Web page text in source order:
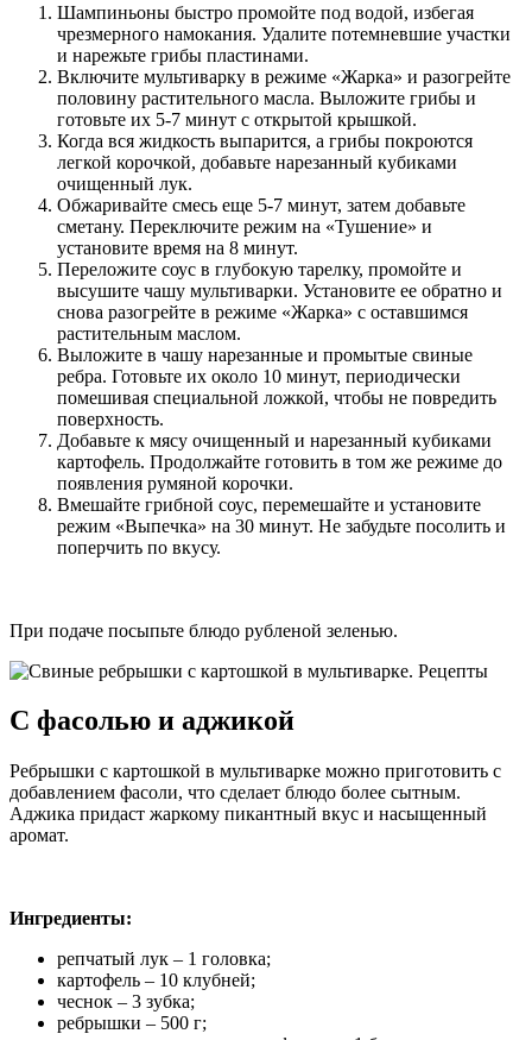
Шампиньоны быстро промойте под водой, избегая
чрезмерного намокания. Удалите потемневшие участки
и нарежьте грибы пластинами.
Включите мультиварку в режиме «Жарка» и разогрейте
половину растительного масла. Выложите грибы и
готовьте их 5-7 минут с открытой крышкой.
Когда вся жидкость выпарится, а грибы покроются
легкой корочкой, добавьте нарезанный кубиками
очищенный лук.
Обжаривайте смесь еще 5-7 минут, затем добавьте
сметану. Переключите режим на «Тушение» и
установите время на 8 минут.
Переложите соус в глубокую тарелку, промойте и
высушите чашу мультиварки. Установите ее обратно и
снова разогрейте в режиме «Жарка» с оставшимся
растительным маслом.
Выложите в чашу нарезанные и промытые свиные
ребра. Готовьте их около 10 минут, периодически
помешивая специальной ложкой, чтобы не повредить
поверхность.
Добавьте к мясу очищенный и нарезанный кубиками
картофель. Продолжайте готовить в том же режиме до
появления румяной корочки.
Вмешайте грибной соус, перемешайте и установите
режим «Выпечка» на 30 минут. Не забудьте посолить и
поперчить по вкусу.
При подаче посыпьте блюдо рубленой зеленью.
С фасолью и аджикой
Ребрышки с картошкой в мультиварке можно приготовить с
добавлением фасоли, что сделает блюдо более сытным.
Аджика придаст жаркому пикантный вкус и насыщенный
аромат.
Ингредиенты:
репчатый лук – 1 головка;
картофель – 10 клубней;
чеснок – 3 зубка;
ребрышки – 500 г;